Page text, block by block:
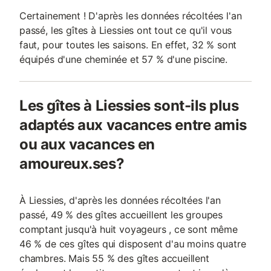
Certainement ! D'après les données récoltées l'an
passé, les gîtes à Liessies ont tout ce qu'il vous
faut, pour toutes les saisons. En effet, 32 % sont
équipés d'une cheminée et 57 % d'une piscine.
Les gîtes à Liessies sont-ils plus
adaptés aux vacances entre amis
ou aux vacances en
amoureux.ses?
À Liessies, d'après les données récoltées l'an
passé, 49 % des gîtes accueillent les groupes
comptant jusqu'à huit voyageurs , ce sont même
46 % de ces gîtes qui disposent d'au moins quatre
chambres. Mais 55 % des gîtes accueillent